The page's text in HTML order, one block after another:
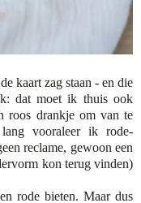
kaart zag staan - en die
dat moet ik thuis ook
roos drankje om van te
vooraleer ik rode-
reclame, gewoon een
kon terug vinden)
rode bieten. Maar dus